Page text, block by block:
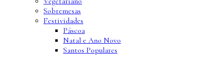
Sobremesas
Festividades
Páscoa
Natal e Ano Novo
Santos Populares